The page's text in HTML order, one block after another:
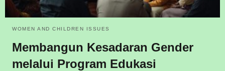
WOMEN AND CHILDREN ISSUES
Membangun Kesadaran Gender
melalui Program Edukasi